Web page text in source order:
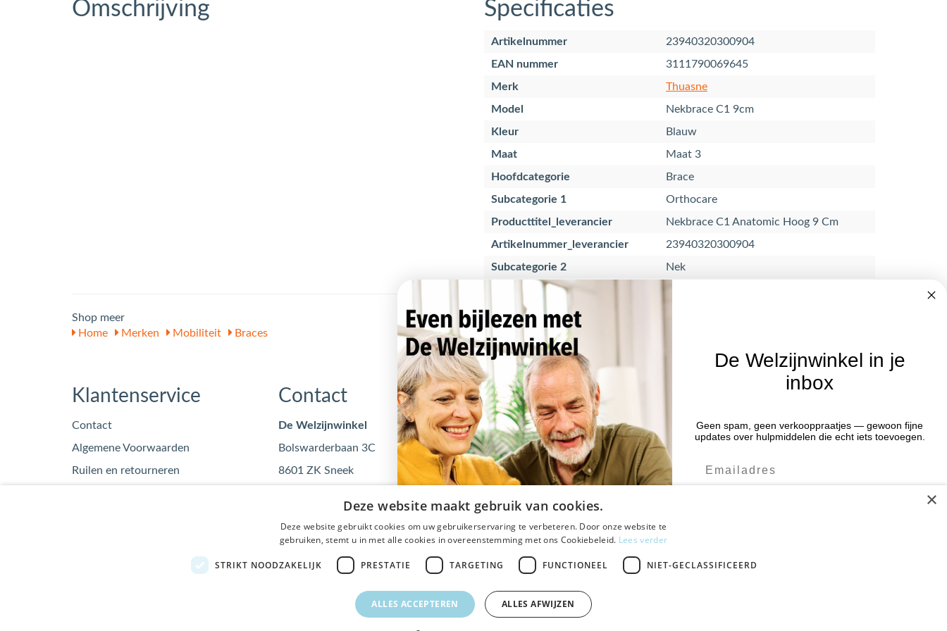
Omschrijving Specificaties
Artikelnummer
23940320300904
EAN nummer
3111790069645
Merk
Thuasne
Model
Nekbrace C1 9cm
Kleur
Blauw
Maat
Maat 3
Hoofdcategorie
Brace
Subcategorie 1
Orthocare
Producttitel_leverancier
Nekbrace C1 Anatomic Hoog 9 Cm
Artikelnummer_leverancier
23940320300904
Subcategorie 2
Nek
Shop meer
Home
Merken Mobiliteit Braces
Klantenservice
Contact
Algemene Voorwaarden
Ruilen en retourneren
Contact
De Welzijnwinkel
Bolswarderbaan 3C
8601 ZK Sneek
KvK: 70553122
Openingstijden
Maandag 09:00 - 17:00 uur
Dinsdag 09:00 - 17:00 uur
Woensdag 09:00 - 17:00 uur
Vrijdag 09:00 - 17:00 uur
Nieuwsbrief
Blijf op de hoogte van acties en het
voor de nieuwsbrief.
Veilig bestellen en betalen
De Welzijnwinkel in je
inbox
Geen spam, geen verkooppraatjes — gewoon fijne
updates over hulpmiddelen die echt iets toevoegen.
×
Deze website maakt gebruik van cookies.
Deze website gebruikt cookies om uw gebruikerservaring te verbeteren. Door onze website te
gebruiken, stemt u in met alle cookies in overeenstemming met ons Cookiebeleid. Lees verder
STRIKT NOODZAKELIJK PRESTATIE TARGETING FUNCTIONEEL NIET-GECLASSIFICEERD
ALLES ACCEPTEREN ALLES AFWIJZEN